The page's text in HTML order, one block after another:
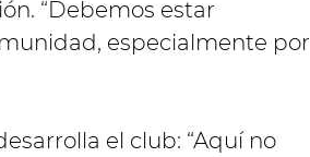
“Debemos estar
especialmente por
el club: “Aquí no